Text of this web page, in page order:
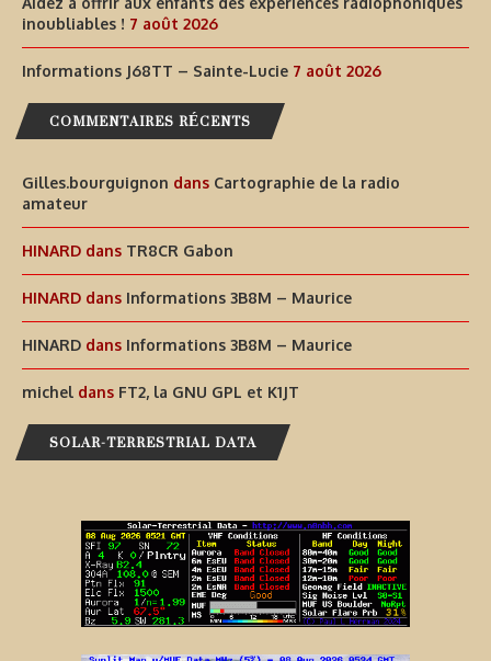
inoubliables ! 7 août 2026
Informations J68TT – Sainte-Lucie 7 août 2026
COMMENTAIRES RÉCENTS
Gilles.bourguignon dans Cartographie de la radio
amateur
HINARD dans TR8CR Gabon
HINARD dans Informations 3B8M – Maurice
HINARD dans Informations 3B8M – Maurice
michel dans FT2, la GNU GPL et K1JT
SOLAR-TERRESTRIAL DATA